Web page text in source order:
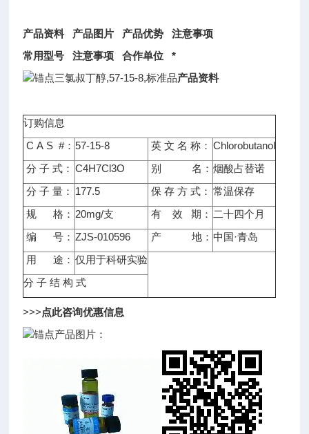
产品资料 产品图片 产品优势
注意事项
常用型号
注意事项 合作单位
*
三氯叔丁醇,57-15-8,标准品产品资料
订购信息
C A S #： 57-15-8 英 文 名 称： Chlorobutanol
分 子 式： C4H7Cl3O 别 名： 烟酸占替诺
分 子 量： 177.5 保 存 方 式： 常温保存
规 格： 20mg/支 有 效 期： 二十四个月
编 号： ZJS-010596 产 地： 中国·青岛
用 途： 仅用于科研实验
分 子 结 构 式
>>>点此咨询优惠信息
产品图片：